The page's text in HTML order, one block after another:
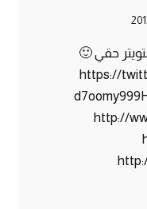
حقي 🙂
https://
http://